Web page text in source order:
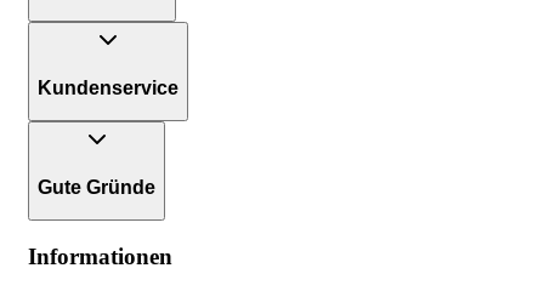
Kundenservice
Gute Gründe
Informationen